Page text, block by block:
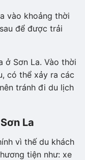
vào khoảng thời
để được trải
ở Sơn La. Vào thời
có thể xảy ra các
tránh đi du lịch
La
vì thế du khách
tiện như: xe